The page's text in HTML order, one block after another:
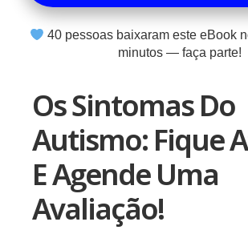
40 pessoas baixaram este eBook
minutos — faça parte!
Os Sintomas Do
Autismo: Fique
E Agende Uma
Avaliação!